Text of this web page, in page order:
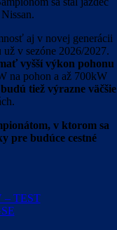
aj v novej generácii
v sezóne 2026/2027.
vyšší výkon pohonu
na pohon a až 700kW
budú tiež výrazne väčšie
v ktorom sa
pre budúce cestné
– TEST